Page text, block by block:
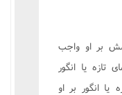
بر او واجب
تازه يا انگور
يا انگور بر او